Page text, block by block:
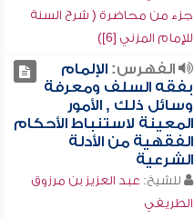
جزء من محاضرة ( شرح السنة
للإمام المزني [6])
الفهرس:الإلمام
بفقه السلف ومعرفة
وسائل ذلك , الأمور
المعينة لاستنباط الأحكام
الفقهية من الأدلة
الشرعية
للشيخ: عبد العزيز بن مرزوق
الطريفي